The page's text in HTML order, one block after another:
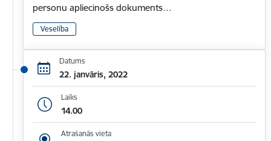
personu apliecinošs dokuments…
Veselība
Datums
22. janvāris, 2022
Laiks
14.00
Atrašanās vieta